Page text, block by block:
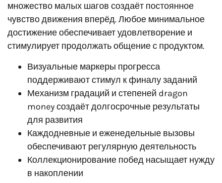
множество малых шагов создаёт постоянное
чувство движения вперёд. Любое минимальное
достижение обеспечивает удовлетворение и
стимулирует продолжать общение с продуктом.
Визуальные маркеры прогресса
поддерживают стимул к финалу заданий
Механизм градаций и степеней dragon
money создаёт долгосрочные результаты
для развития
Каждодневные и еженедельные вызовы
обеспечивают регулярную деятельность
Коллекционирование побед насыщает нужду
в накоплении